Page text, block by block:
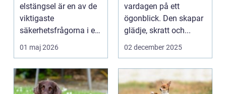
elstängsel är en av de
viktigaste
säkerhetsfrågorna i ett
häststall. Runt
Uppsala, me...
01 maj 2026
vardagen på ett
ögonblick. Den skapar
glädje, skratt och...
02 december 2025